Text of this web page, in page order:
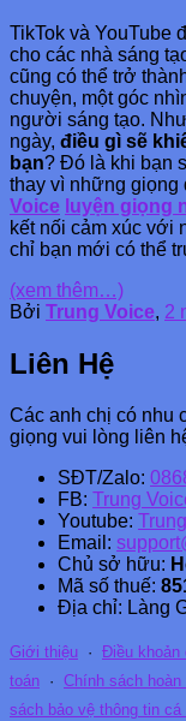
TikTok và YouTube
cho các nhà sáng
cũng có thể trở
chuyện, một góc
người sáng tạo.
ngày, điều gì sẽ
bạn? Đó là khi bạn
thay vì những giọng
Voice luyện giọng
kết nối cảm xúc với
chỉ bạn mới có thể
(xem thêm…)
Bởi Trung Voice, 2
Liên Hệ
Các anh chị có nhu
giọng vui lòng liên
SĐT/Zalo:
FB: Trung
Youtube:
Email:
Chủ sở hữu:
Mã số thuế:
Địa chỉ: Làng
Giới thiệu · Điều khoản
toán · Chính sách hoàn
sách bảo vệ thông tin cá